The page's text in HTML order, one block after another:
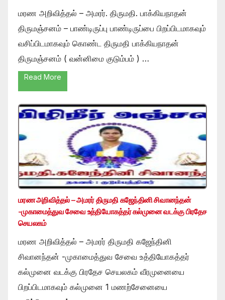
மரண அறிவித்தல் – அமரர். திருமதி. பாக்கியநாதன்
திருமஞ்சனம் – பாண்டிருப்பு பாண்டிருப்பை பிறப்பிடமாகவும்
வசிப்பிடமாகவும் கொண்ட திருமதி பாக்கியநாதன்
திருமஞ்சனம் ( வன்னிமை குடும்பம் ) …
Read More
மரண அறிவித்தல் – அமரர் திருமதி கஜேந்தினி சிவானந்தன்
-முகாமைத்துவ சேவை உத்தியோகத்தர் கல்முனை வடக்கு பிரதேச
செயலகம்
மரண அறிவித்தல் – அமரர் திருமதி கஜேந்தினி
சிவானந்தன் -முகாமைத்துவ சேவை உத்தியோகத்தர்
கல்முனை வடக்கு பிரதேச செயலகம் வீரமுனையை
பிறப்பிடமாகவும் கல்முனை 1 மணற்சேனையை